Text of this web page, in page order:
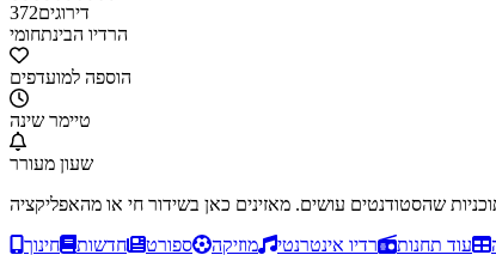
372דירוגים
הרדיו הבינתחומי
הוספה למועדפים
טיימר שינה
שעון מעורר
עוד תחנות רדיו אינטרנטי מוזיקה ספורט חדשות חינוך